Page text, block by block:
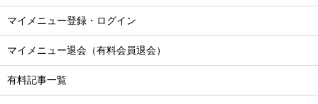
マイメニュー登録・ログイン
マイメニュー退会（有料会員退会）
有料記事一覧